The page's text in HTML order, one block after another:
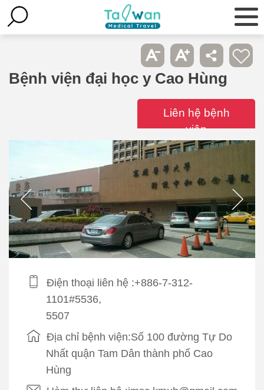
Bệnh viện đại học y Cao Hùng
Liên hệ bệnh
viện
Điện thoại liên hệ :+886-7-312-
1101#5536,
5507
Địa chỉ bệnh viện:Số 100 đường Tự Do
Nhất quận Tam Dân thành phố Cao
Hùng